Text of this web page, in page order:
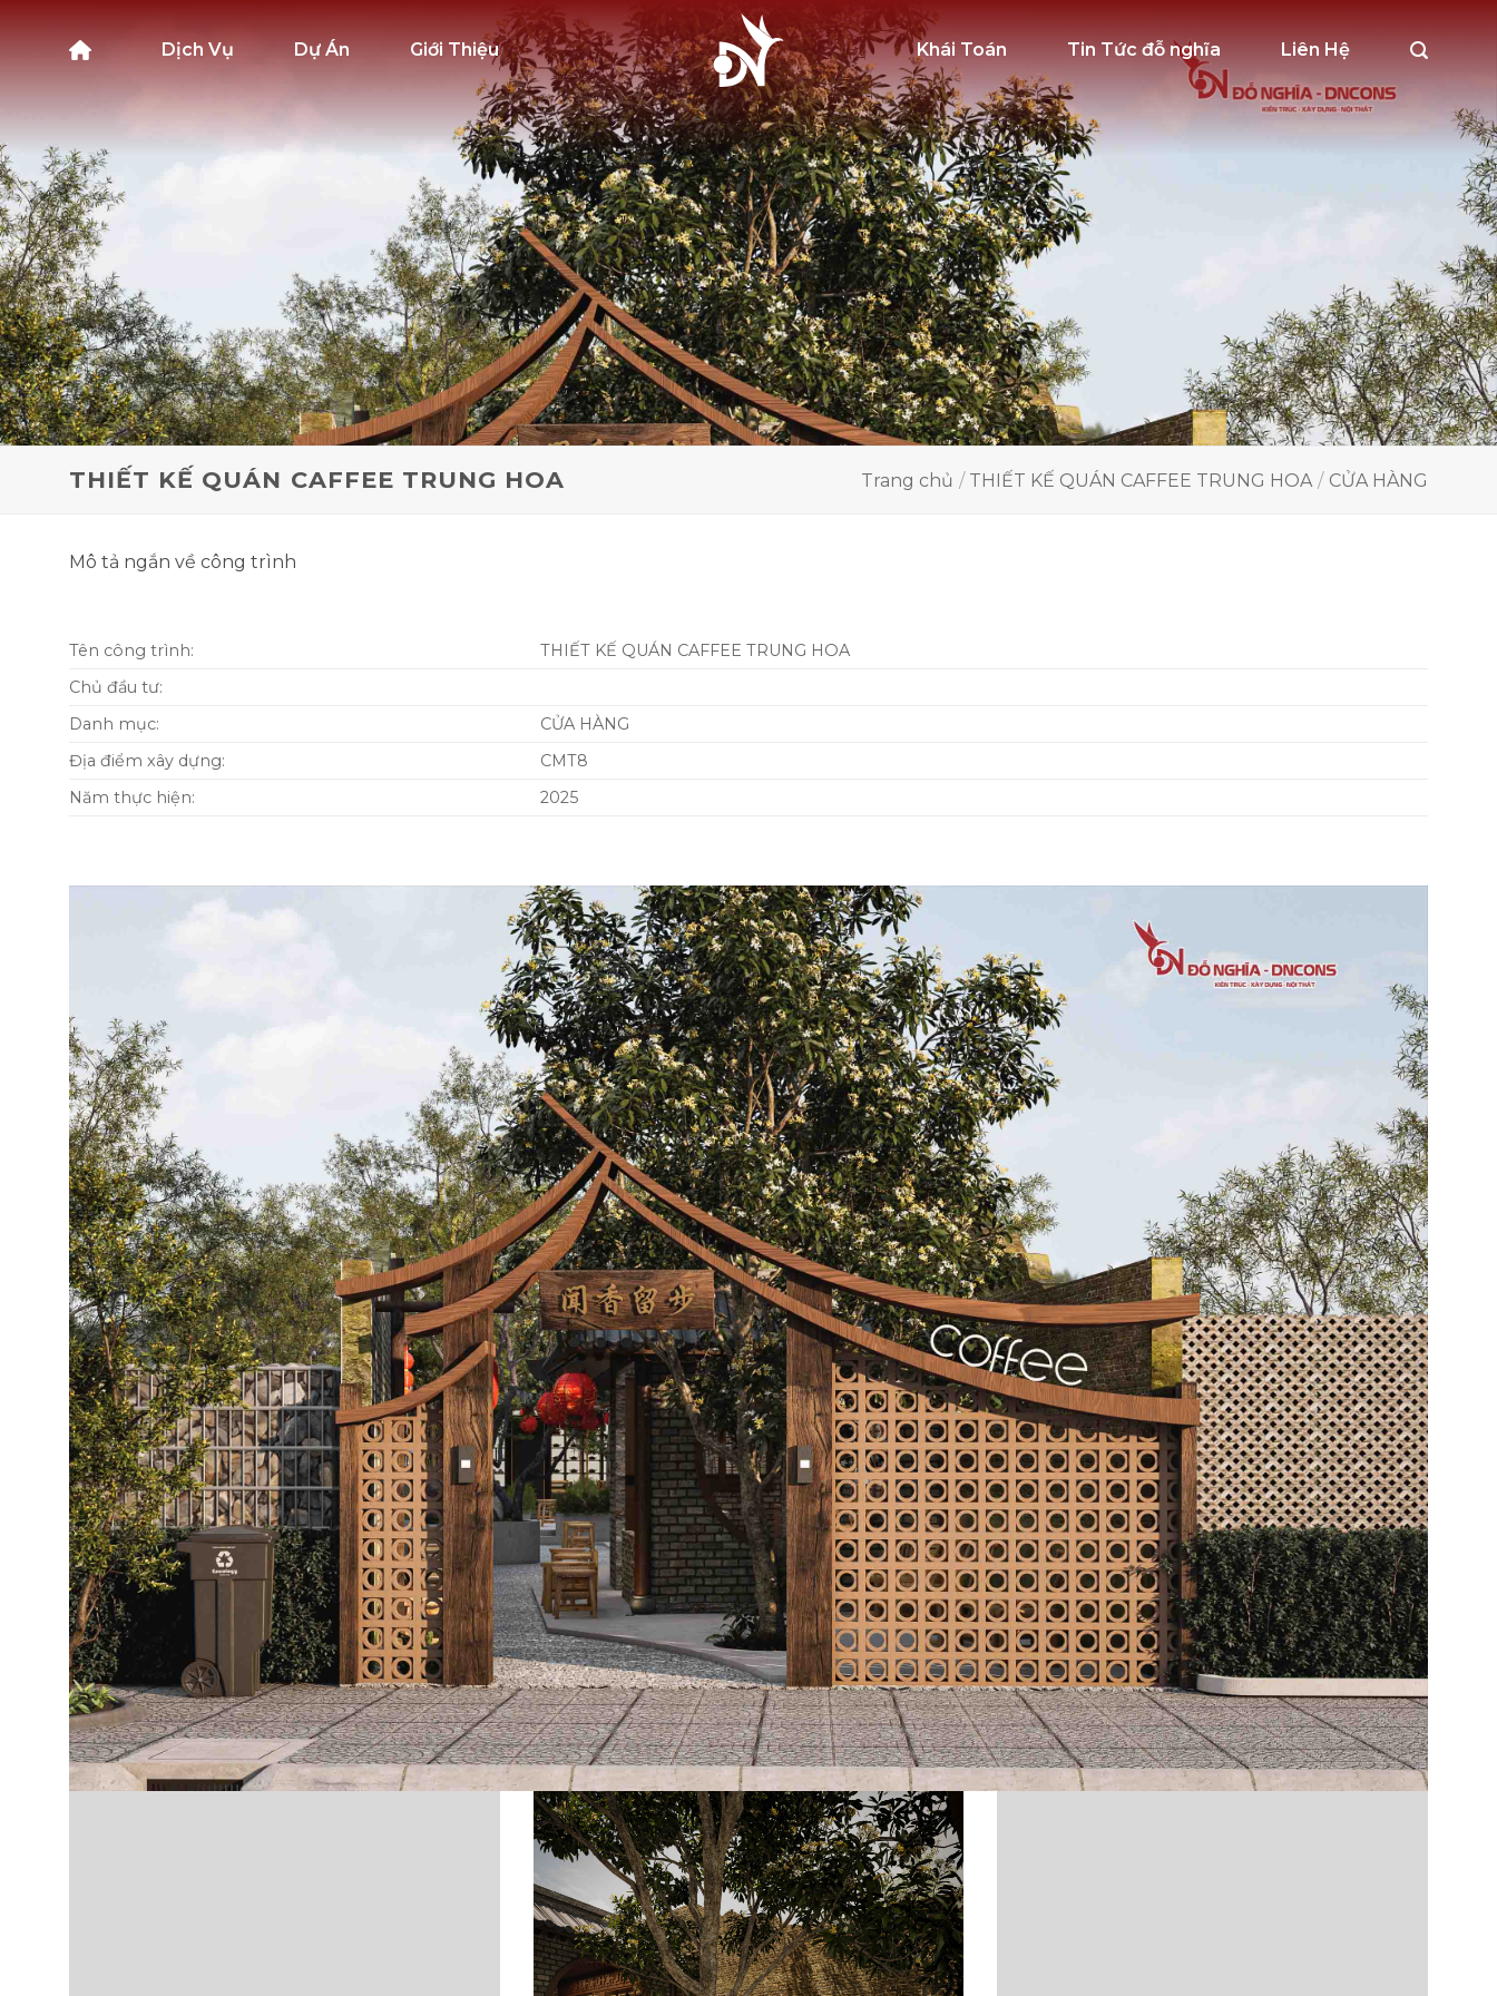
Dịch Vụ Dự Án Giới Thiệu Khái Toán Tin Tức đỗ nghĩa Liên Hệ
THIẾT KẾ QUÁN CAFFEE TRUNG HOA Trang chủ / THIẾT KẾ QUÁN CAFFEE TRUNG HOA / CỬA HÀNG
Mô tả ngắn về công trình
Tên công trình:
THIẾT KẾ QUÁN CAFFEE TRUNG HOA
Chủ đầu tư:
Danh mục:
CỬA HÀNG
Địa điểm xây dựng:
CMT8
Năm thực hiện:
2025